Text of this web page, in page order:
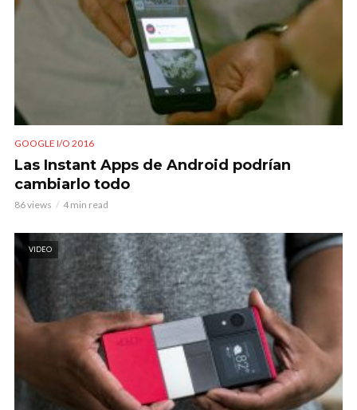
GOOGLE I/O 2016
Las Instant Apps de Android podrían
cambiarlo todo
86 views 4 min read
VIDEO